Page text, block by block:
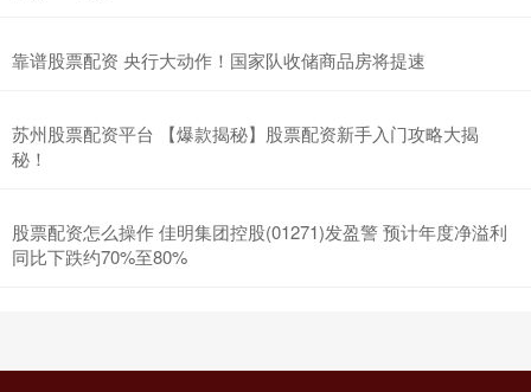
靠谱股票配资 央行大动作！国家队收储商品房将提速
苏州股票配资平台 【爆款揭秘】股票配资新手入门攻略大揭
秘！
股票配资怎么操作 佳明集团控股(01271)发盈警 预计年度净溢利
同比下跌约70%至80%